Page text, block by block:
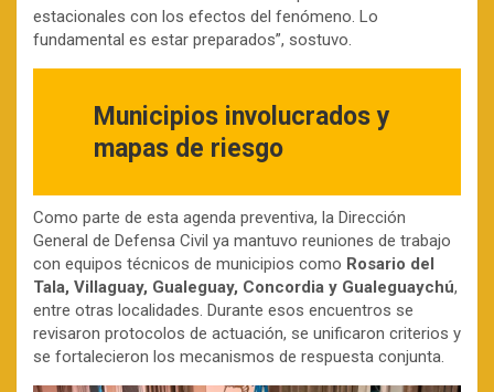
estacionales con los efectos del fenómeno. Lo
fundamental es estar preparados”, sostuvo.
Municipios involucrados y
mapas de riesgo
Como parte de esta agenda preventiva, la Dirección
General de Defensa Civil ya mantuvo reuniones de trabajo
con equipos técnicos de municipios como Rosario del
Tala, Villaguay, Gualeguay, Concordia y Gualeguaychú,
entre otras localidades. Durante esos encuentros se
revisaron protocolos de actuación, se unificaron criterios y
se fortalecieron los mecanismos de respuesta conjunta.